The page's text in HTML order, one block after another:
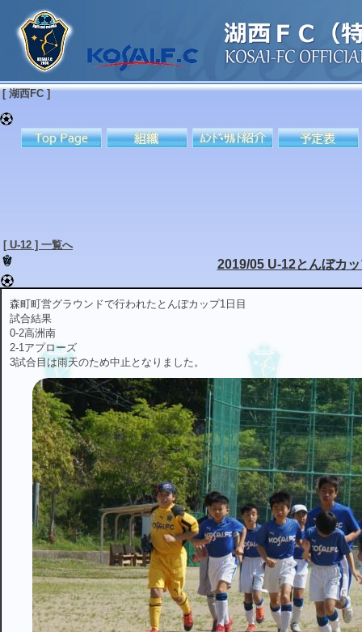
[ 湖西FC ]
[ U-12 ] 一覧へ
2019/05 U-12とんぼカ
森町町営グラウンドで行われたとんぼカップ1日目
試合結果
0-2高洲南
2-1アプローズ
3試合目は雨天のため中止となりました。